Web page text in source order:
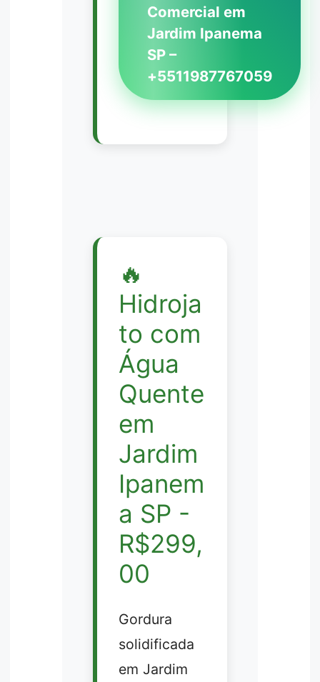
Comercial em
Jardim Ipanema
SP –
+5511987767059
🔥
Hidroja
to com
Água
Quente
em
Jardim
Ipanem
a SP -
R$299,
00
Gordura
solidificada
em Jardim